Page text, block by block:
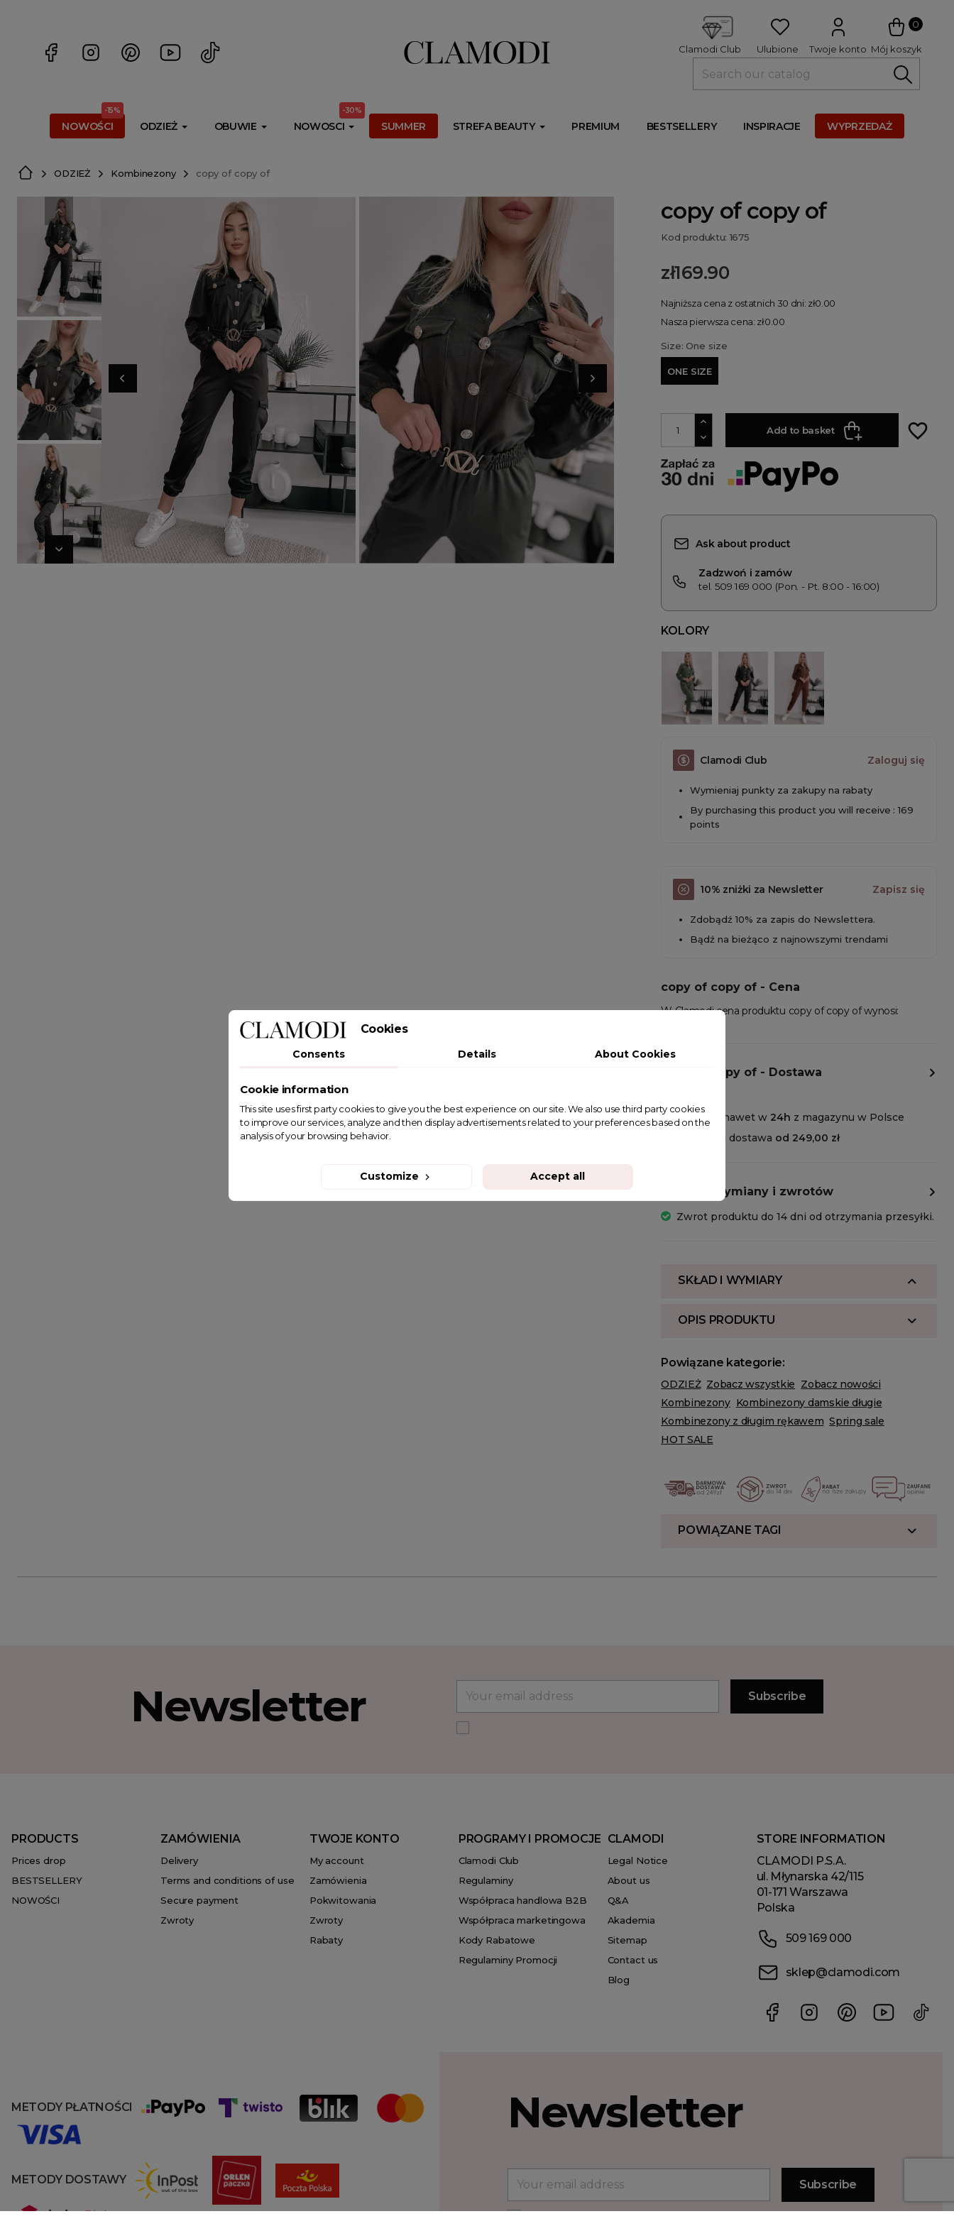
0
Mój koszyk
Twoje konto
Ulubione
Clamodi Club
NOWOŚCI
-15%
ODZIEŻ OBUWIE NOWOSCI
-30%
SUMMER STREFA BEAUTY PREMIUM BESTSELLERY INSPIRACJE WYPRZEDAŻ
ODZIEŻ Kombinezony copy of copy of
copy of copy of
Kod produktu: 1675
zł169.90
Najniższa cena z ostatnich 30 dni: zł0.00
Nasza pierwsza cena: zł0.00
Size: One size
ONE SIZE
Add to basket favorite_border
Ask about product
Zadzwoń i zamów
tel. 509 169 000 (Pon. - Pt. 8:00 - 16:00)
KOLORY
Clamodi Club Zaloguj się
Wymieniaj punkty za zakupy na rabaty
By purchasing this product you will receive : 169
points
10% zniżki za Newsletter Zapisz się
Zdobądź 10% za zapis do Newslettera.
Bądź na bieżąco z najnowszymi trendami
copy of copy of - Cena
W Clamodi cena produktu copy of copy of wynosi:
copy of copy of - Dostawa
Wysyłka nawet w 24h z magazynu w Polsce
Darmowa dostawa od 249,00 zł
Polityka wymiany i zwrotów
Zwrot produktu do 14 dni od otrzymania przesyłki.
SKŁAD I WYMIARY
OPIS PRODUKTU
Powiązane kategorie:
ODZIEŻ Zobacz wszystkie Zobacz nowości
Kombinezony Kombinezony damskie długie
Kombinezony z długim rękawem Spring sale
HOT SALE
POWIĄZANE TAGI
Newsletter
PRODUCTS
Prices drop
BESTSELLERY
NOWOŚCI
ZAMÓWIENIA
Delivery
Terms and conditions of use
Secure payment
Zwroty
TWOJE KONTO
My account
Zamówienia
Pokwitowania
Zwroty
Rabaty
PROGRAMY I PROMOCJE
Clamodi Club
Regulaminy
Współpraca handlowa B2B
Współpraca marketingowa
Kody Rabatowe
Regulaminy Promocji
CLAMODI
Legal Notice
About us
Q&A
Akademia
Sitemap
Contact us
Blog
STORE INFORMATION
CLAMODI P.S.A.
ul. Młynarska 42/115
01-171 Warszawa
Polska
509 169 000
sklep@clamodi.com
METODY PŁATNOŚCI
METODY DOSTAWY
Newsletter
Cookies
Consents Details About Cookies
Cookie information
This site uses first party cookies to give you the best experience on our site. We also use third party cookies
to improve our services, analyze and then display advertisements related to your preferences based on the
analysis of your browsing behavior.
Customize Accept all